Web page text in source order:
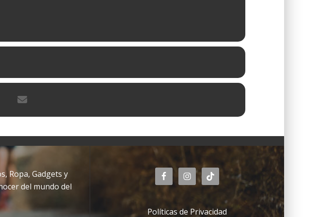
Ropa, Gadgets y
del mundo del
Políticas de Privacidad